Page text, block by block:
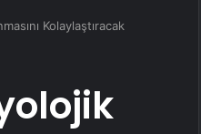
Kolaylaştıracak